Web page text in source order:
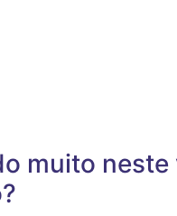
muito